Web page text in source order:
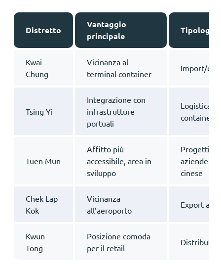
Distretto
Vantaggio
principale
Tipologia
Kwai
Chung
Vicinanza al
terminal container
Import/
Tsing Yi
Integrazione con
infrastrutture
portuali
Logistica,
Tuen Mun
Affitto più
accessibile, area in
sviluppo
Progetti a
aziende
cinese
Chek Lap
Kok
Vicinanza
all’aeroporto
Export
Kwun
Tong
Posizione comoda
per il retail